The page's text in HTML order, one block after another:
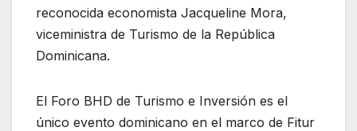
reconocida economista Jacqueline Mora,
viceministra de Turismo de la República
Dominicana.
El Foro BHD de Turismo e Inversión es el
único evento dominicano en el marco de Fitur